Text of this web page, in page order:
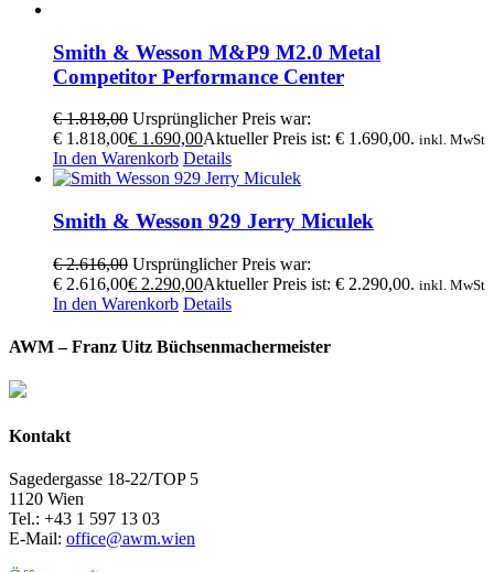
Smith & Wesson M&P9 M2.0 Metal
Competitor Performance Center
€1.818,00 Ursprünglicher Preis war:
€ 1.818,00€ 1.690,00Aktueller Preis ist: € 1.690,00. inkl. MwSt
In den Warenkorb Details
Smith & Wesson 929 Jerry Miculek
€2.616,00 Ursprünglicher Preis war:
€ 2.616,00€ 2.290,00Aktueller Preis ist: € 2.290,00. inkl. MwSt
In den Warenkorb Details
AWM – Franz Uitz Büchsenmachermeister
Kontakt
Sagedergasse 18-22/TOP 5
1120 Wien
Tel.: +43 1 597 13 03
E-Mail: office@awm.wien